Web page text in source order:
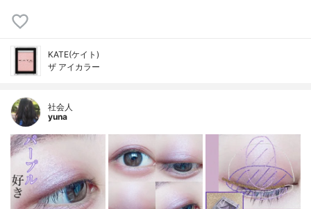
KATE(ケイト)
ザ アイカラー
社会人
yuna